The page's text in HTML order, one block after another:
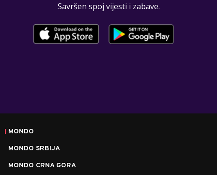
Savršen spoj vijesti i zabave.
MONDO
MONDO SRBIJA
MONDO CRNA GORA